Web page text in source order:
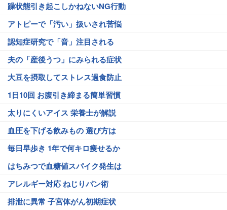
躁状態引き起こしかねないNG行動
アトピーで「汚い」扱いされ苦悩
認知症研究で「音」注目される
夫の「産後うつ」にみられる症状
大豆を摂取してストレス過食防止
1日10回 お腹引き締まる簡単習慣
太りにくいアイス 栄養士が解説
血圧を下げる飲みもの 選び方は
毎日早歩き 1年で何キロ痩せるか
はちみつで血糖値スパイク発生は
アレルギー対応 ねじりパン術
排泄に異常 子宮体がん初期症状